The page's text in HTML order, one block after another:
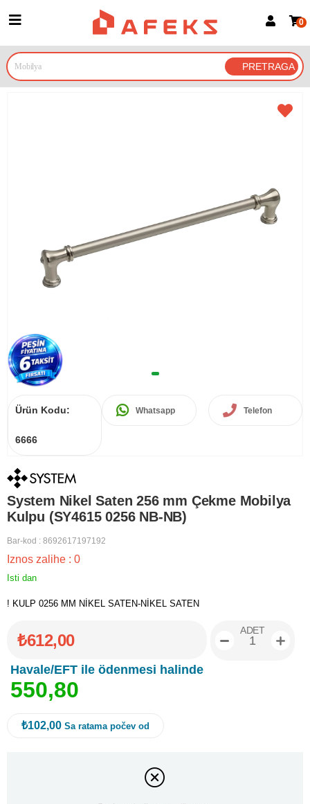
Prijava za članove
Prijavite se Google nalogom
0
Ürün Kodu:
6666
Whatsapp Telefon
System Nikel Saten 256 mm Çekme Mobilya
Kulpu (SY4615 0256 NB-NB)
Bar-kod : 8692617197192
Iznos zalihe : 0
Isti dan
! KULP 0256 MM NİKEL SATEN-NİKEL SATEN
₺612,00
Havale/EFT ile ödenmesi halinde
550,80
ADET
₺102,00 Sa ratama počev od